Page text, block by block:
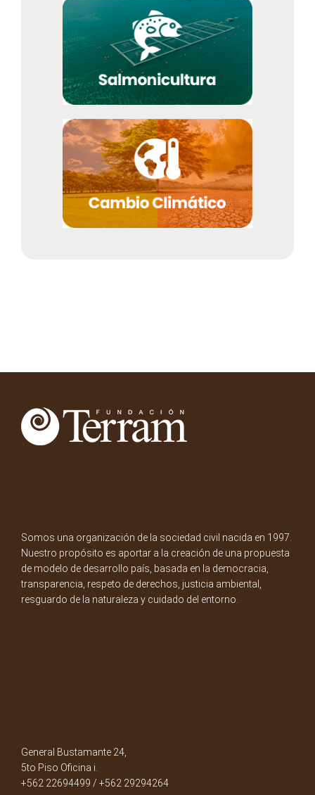
Somos una organización de la sociedad civil nacida en 1997.
Nuestro propósito es aportar a la creación de una propuesta
de modelo de desarrollo país, basada en la democracia,
transparencia, respeto de derechos, justicia ambiental,
resguardo de la naturaleza y cuidado del entorno.
General Bustamante 24,
5to Piso Oficina i.
+562 22694499 / +562 29294264